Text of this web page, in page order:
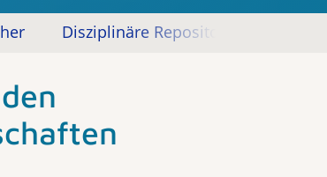
Disziplinäre Repositorien